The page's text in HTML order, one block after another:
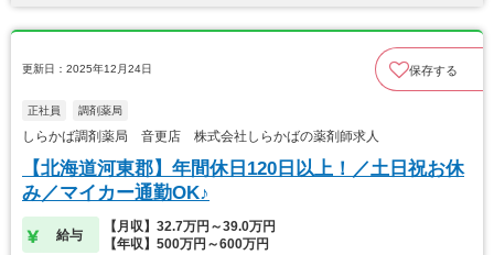
更新日：2025年12月24日 保存する
正社員 調剤薬局
しらかば調剤薬局 音更店 株式会社しらかばの薬剤師求人
【北海道河東郡】年間休日120日以上！／土日祝お休
み／マイカー通勤OK♪
給与
【月収】32.7万円～39.0万円
【年収】500万円～600万円